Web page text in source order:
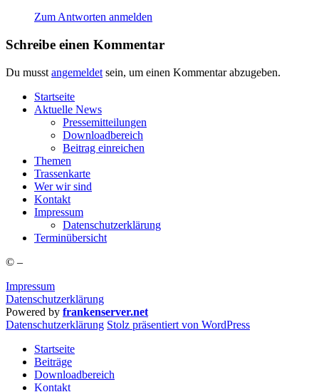
Zum Antworten anmelden
Schreibe einen Kommentar
Du musst angemeldet sein, um einen Kommentar abzugeben.
Start­sei­te
Aktu­el­le News
Pres­se­mit­tei­lun­gen
Down­load­be­reich
Bei­trag einreichen
The­men
Tras­sen­kar­te
Wer wir sind
Kon­takt
Impres­sum
Daten­schutz­er­klä­rung
Ter­min­über­sicht
© –
Impressum
Datenschutzerklärung
Powered by frankenserver.net
Daten­schutz­er­klä­rung Stolz präsentiert von WordPress
Startseite
Beiträge
Downloadbereich
Kontakt